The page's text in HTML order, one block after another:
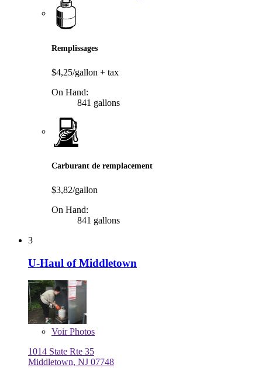
Remplissages
$4,25/gallon + tax
On Hand:
841 gallons
Carburant de remplacement
$3,82/gallon
On Hand:
841 gallons
3
U-Haul of Middletown
VoirPhotos
1014 State Rte 35
Middletown, NJ 07748